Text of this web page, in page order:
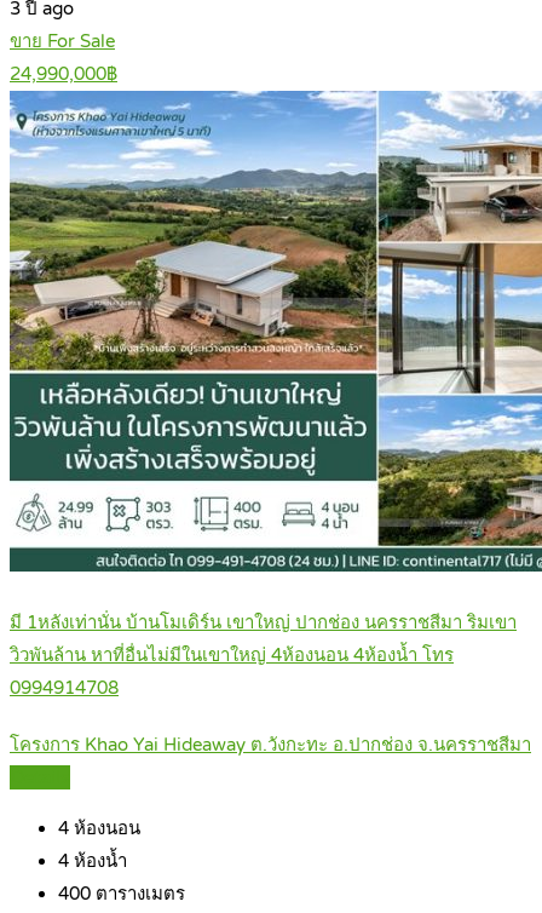
3 ปี ago
ขาย For Sale
24,990,000฿
มี 1หลังเท่านั่น บ้านโมเดิร์น เขาใหญ่ ปากช่อง นครราชสีมา ริมเขา
วิวพันล้าน หาที่อื่นไม่มีในเขาใหญ่ 4ห้องนอน 4ห้องน้ำ โทร
0994914708
โครงการ Khao Yai Hideaway ต.วังกะทะ อ.ปากช่อง จ.นครราชสีมา
4 ห้องนอน
4 ห้องน้ำ
400 ตารางเมตร